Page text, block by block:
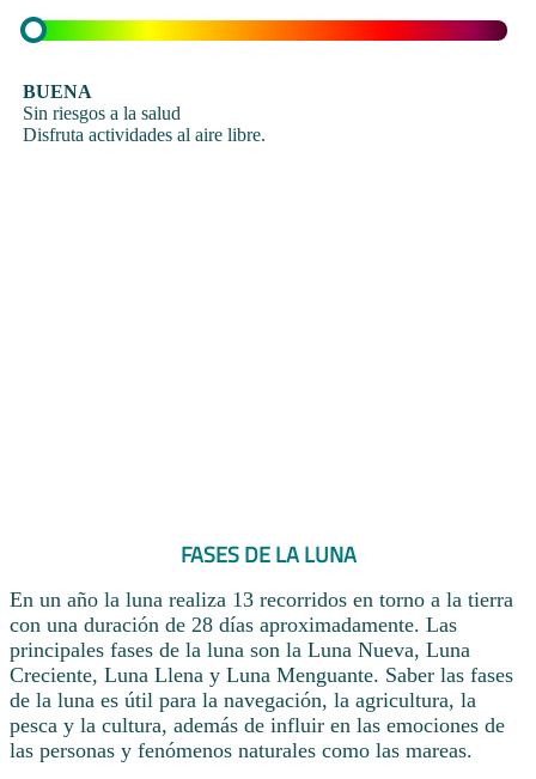
BUENA
Sin riesgos a la salud
Disfruta actividades al aire libre.
FASES DE LA LUNA
En un año la luna realiza 13 recorridos en torno a la tierra
con una duración de 28 días aproximadamente. Las
principales fases de la luna son la Luna Nueva, Luna
Creciente, Luna Llena y Luna Menguante. Saber las fases
de la luna es útil para la navegación, la agricultura, la
pesca y la cultura, además de influir en las emociones de
las personas y fenómenos naturales como las mareas.